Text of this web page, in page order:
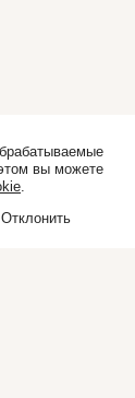
техника
CANCELA
вы можете
.
Отклонить